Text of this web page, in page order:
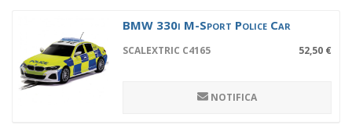
BMW 330i M-Sport Police Car
SCALEXTRIC C4165 52,50 €
NOTIFICA